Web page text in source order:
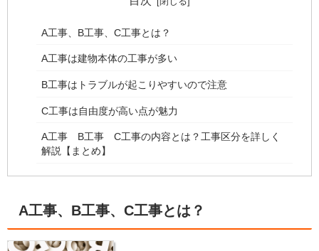
A工事、B工事、C工事とは？
A工事は建物本体の工事が多い
B工事はトラブルが起こりやすいので注意
C工事は自由度が高い点が魅力
A工事 B工事 C工事の内容とは？工事区分を詳しく
解説【まとめ】
A工事、B工事、C工事とは？